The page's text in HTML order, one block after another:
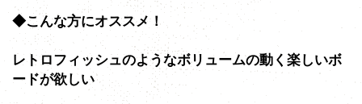
◆こんな方にオススメ！
レトロフィッシュのようなボリュームの動く楽しいボ
ードが欲しい